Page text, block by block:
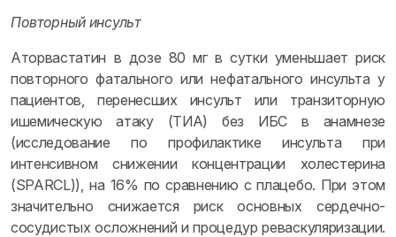
Повторный инсульт
Аторвастатин в дозе 80 мг в сутки уменьшает риск
повторного фатального или нефатального инсульта у
пациентов, перенесших инсульт или транзиторную
ишемическую атаку (ТИА) без ИБС в анамнезе
(исследование по профилактике инсульта при
интенсивном снижении концентрации холестерина
(SPARCL)), на 16% по сравнению с плацебо. При этом
значительно снижается риск основных сердечно-
сосудистых осложнений и процедур реваскуляризации.